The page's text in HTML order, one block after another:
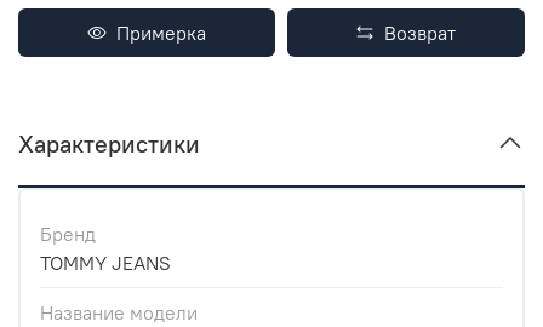
Примерка Возврат
Характеристики
Бренд
TOMMY JEANS
Название модели